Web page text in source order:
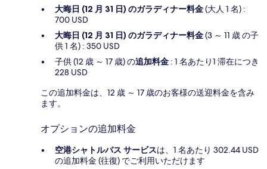
大晦日 (12 月 31 日) のガラディナー料金(大人 1 名) :
700 USD
大晦日 (12 月 31 日) のガラディナー料金(3 ～ 11 歳 の子
供 1 名) : 350 USD
子供 (12 歳 ～ 17 歳) の追加料金 : 1 名あたり1 滞在につき
228 USD
この追加料金は、12 歳 ～ 17 歳のお客様の送迎料金を含み
ます。
オプションの追加料金
空港シャトルバス サービスは、1 名あたり 302.44 USD
の追加料金 (往復) でご利用いただけます